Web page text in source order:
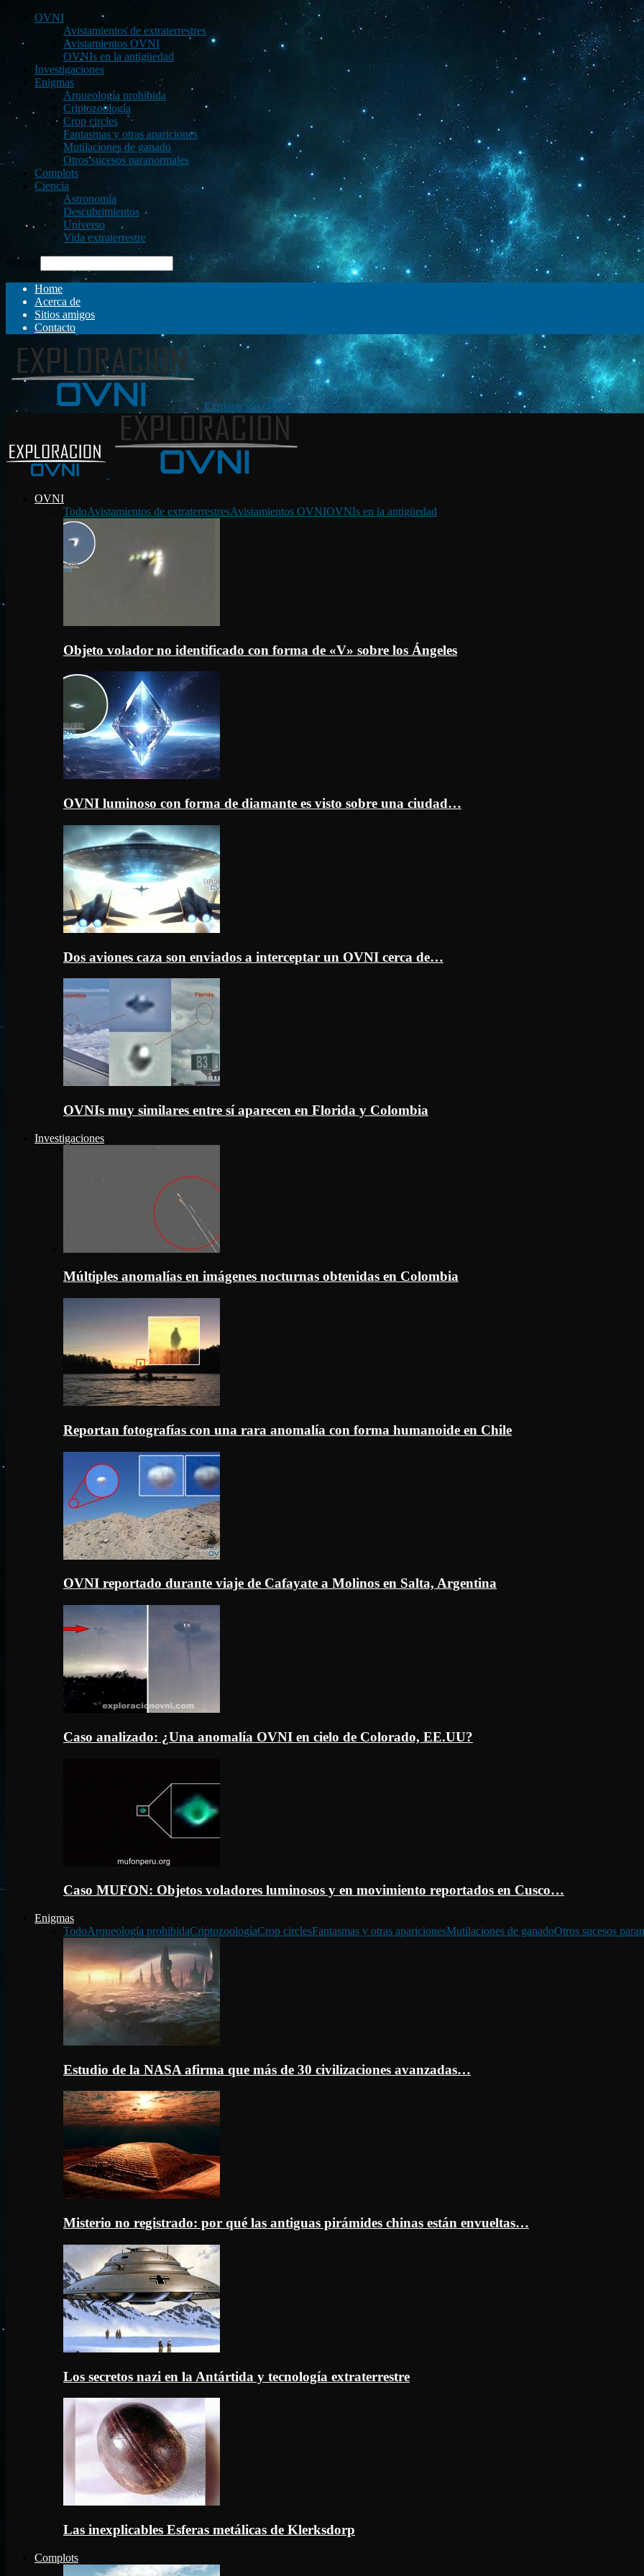
OVNI
Avistamientos de extraterrestres
Avistamientos OVNI
OVNIs en la antigüedad
Investigaciones
Enigmas
Arqueología prohibida
Criptozoología
Crop circles
Fantasmas y otras apariciones
Mutilaciones de ganado
Otros sucesos paranormales
Complots
Ciencia
Astronomía
Descubrimientos
Universo
Vida extraterrestre
Buscar
Home
Acerca de
Sitios amigos
Contacto
Exploración OVNI
OVNI
TodoAvistamientos de extraterrestresAvistamientos OVNIOVNIs en la antigüedad
Objeto volador no identificado con forma de «V» sobre los Ángeles
OVNI luminoso con forma de diamante es visto sobre una ciudad…
Dos aviones caza son enviados a interceptar un OVNI cerca de…
OVNIs muy similares entre sí aparecen en Florida y Colombia
Investigaciones
Múltiples anomalías en imágenes nocturnas obtenidas en Colombia
Reportan fotografías con una rara anomalía con forma humanoide en Chile
OVNI reportado durante viaje de Cafayate a Molinos en Salta, Argentina
Caso analizado: ¿Una anomalía OVNI en cielo de Colorado, EE.UU?
Caso MUFON: Objetos voladores luminosos y en movimiento reportados en Cusco…
Enigmas
TodoArqueología prohibidaCriptozoologíaCrop circlesFantasmas y otras aparicionesMutilaciones de ganadoOtros sucesos
Estudio de la NASA afirma que más de 30 civilizaciones avanzadas…
Misterio no registrado: por qué las antiguas pirámides chinas están envueltas…
Los secretos nazi en la Antártida y tecnología extraterrestre
Las inexplicables Esferas metálicas de Klerksdorp
Complots